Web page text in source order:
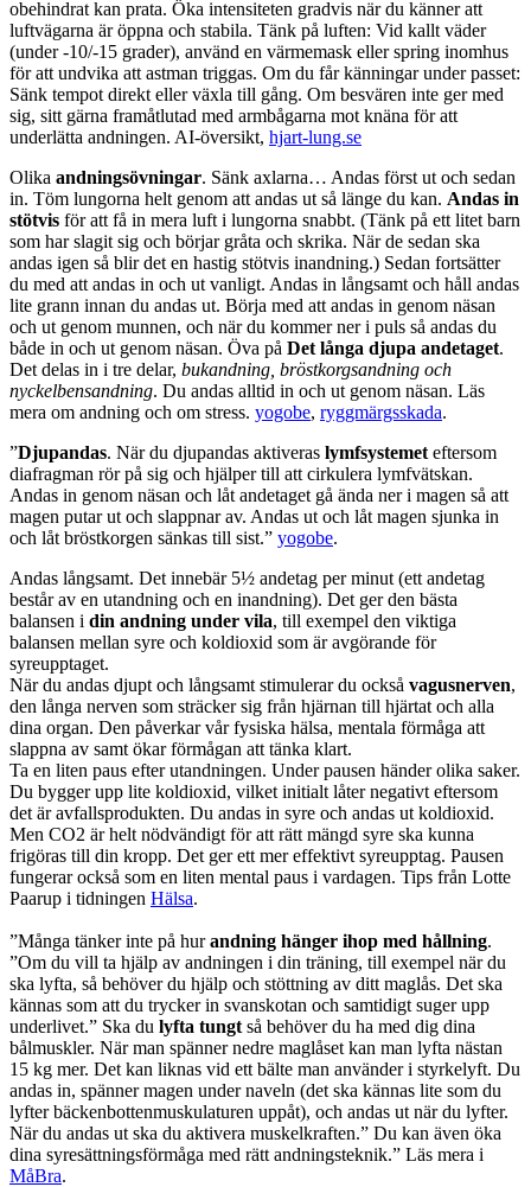
obehindrat kan prata. Öka intensiteten gradvis när du känner att
luftvägarna är öppna och stabila. Tänk på luften: Vid kallt väder
(under -10/-15 grader), använd en värmemask eller spring inomhus
för att undvika att astman triggas. Om du får känningar under passet:
Sänk tempot direkt eller växla till gång. Om besvären inte ger med
sig, sitt gärna framåtlutad med armbågarna mot knäna för att
underlätta andningen. AI-översikt, hjart-lung.se
Olika andningsövningar. Sänk axlarna… Andas först ut och sedan
in. Töm lungorna helt genom att andas ut så länge du kan. Andas in
stötvis för att få in mera luft i lungorna snabbt. (Tänk på ett litet barn
som har slagit sig och börjar gråta och skrika. När de sedan ska
andas igen så blir det en hastig stötvis inandning.) Sedan fortsätter
du med att andas in och ut vanligt. Andas in långsamt och håll andas
lite grann innan du andas ut. Börja med att andas in genom näsan
och ut genom munnen, och när du kommer ner i puls så andas du
både in och ut genom näsan. Öva på Det långa djupa andetaget.
Det delas in i tre delar, bukandning, bröstkorgsandning och
nyckelbensandning. Du andas alltid in och ut genom näsan. Läs
mera om andning och om stress. yogobe, ryggmärgsskada.
”Djupandas. När du djupandas aktiveras lymfsystemet eftersom
diafragman rör på sig och hjälper till att cirkulera lymfvätskan.
Andas in genom näsan och låt andetaget gå ända ner i magen så att
magen putar ut och slappnar av. Andas ut och låt magen sjunka in
och låt bröstkorgen sänkas till sist.” yogobe.
Andas långsamt. Det innebär 5½ andetag per minut (ett andetag
består av en utandning och en inandning). Det ger den bästa
balansen i din andning under vila, till exempel den viktiga
balansen mellan syre och koldioxid som är avgörande för
syreupptaget.
När du andas djupt och långsamt stimulerar du också vagusnerven,
den långa nerven som sträcker sig från hjärnan till hjärtat och alla
dina organ. Den påverkar vår fysiska hälsa, mentala förmåga att
slappna av samt ökar förmågan att tänka klart.
Ta en liten paus efter utandningen. Under pausen händer olika saker.
Du bygger upp lite koldioxid, vilket initialt låter negativt eftersom
det är avfallsprodukten. Du andas in syre och andas ut koldioxid.
Men CO2 är helt nödvändigt för att rätt mängd syre ska kunna
frigöras till din kropp. Det ger ett mer effektivt syreupptag. Pausen
fungerar också som en liten mental paus i vardagen. Tips från Lotte
Paarup i tidningen Hälsa.
”Många tänker inte på hurandning hänger ihop med hållning.
”Om du vill ta hjälp av andningen i din träning, till exempel när du
ska lyfta, så behöver du hjälp och stöttning av ditt maglås. Det ska
kännas som att du trycker in svanskotan och samtidigt suger upp
underlivet.” Ska du lyfta tungt så behöver du ha med dig dina
bålmuskler. När man spänner nedre maglåset kan man lyfta nästan
15 kg mer. Det kan liknas vid ett bälte man använder i styrkelyft. Du
andas in, spänner magen under naveln (det ska kännas lite som du
lyfter bäckenbottenmuskulaturen uppåt), och andas ut när du lyfter.
När du andas ut ska du aktivera muskelkraften.” Du kan även öka
dina syresättningsförmåga med rätt andningsteknik.” Läs mera i
MåBra.